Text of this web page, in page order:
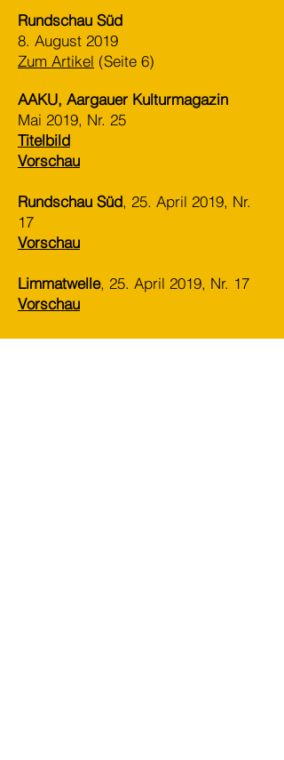
Rundschau Süd
8. August 2019
Zum Artikel (Seite 6)
AAKU, Aargauer Kulturmagazin
Mai 2019, Nr. 25
Titelbild
Vorschau
Rundschau Süd, 25. April 2019, Nr.
17
Vorschau
Limmatwelle, 25. April 2019, Nr. 17
Vorschau